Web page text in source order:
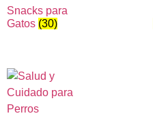
Snacks para
Gatos (30)